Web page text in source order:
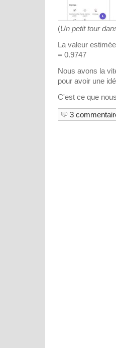
(Un petit tour
La valeur
= 0.9747
Nous avons la
pour avoir une
C'est ce que
3